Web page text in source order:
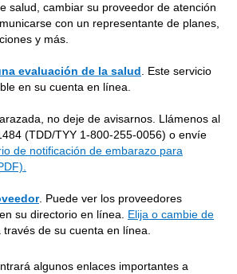
salud, cambiar su proveedor de atención
con un representante de planes,
y más.
evaluación de la salud
Este servicio
en su cuenta en línea.
no deje de avisarnos. Llámenos al
(TDD/TYY 1-800-255-0056) o envíe
de notificación de embarazo para
. Puede ver los proveedores
su directorio en línea. Elija o cambie de
través de su cuenta en línea.
algunos enlaces importantes a